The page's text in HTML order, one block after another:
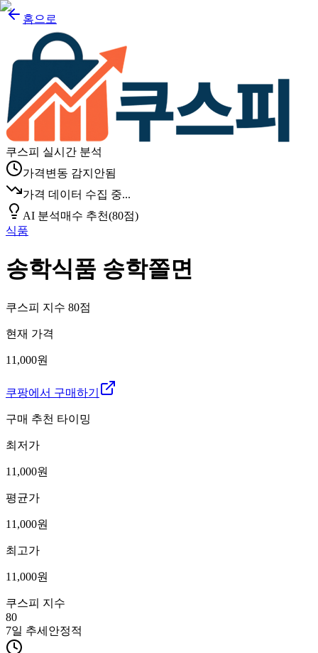
홈으로
쿠스피 실시간 분석
가격변동 감지안됨
가격 데이터 수집 중...
AI 분석매수 추천(80점)
식품
송학식품 송학쫄면
쿠스피 지수 80점
현재 가격
11,000원
쿠팡에서 구매하기
구매 추천 타이밍
최저가
11,000원
평균가
11,000원
최고가
11,000원
쿠스피 지수
80
7일 추세 안정적